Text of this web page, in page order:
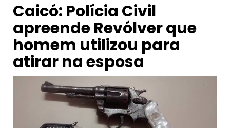
Caicó: Polícia Civil
apreende Revólver que
homem utilizou para
atirar na esposa